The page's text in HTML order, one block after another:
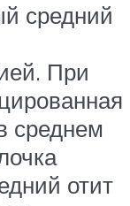
средний
При
среднем
отит